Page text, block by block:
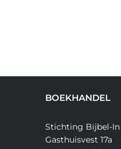
BOEKHANDEL
Stichting Bijbel-
Gasthuisvest 17a